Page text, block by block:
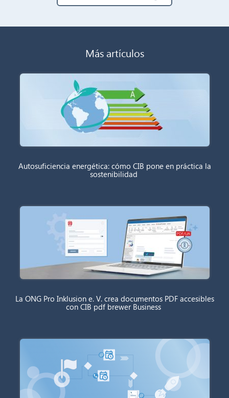
Más artículos
Autosuficiencia energética: cómo CIB pone en práctica la
sostenibilidad
La ONG Pro Inklusion e. V. crea documentos PDF accesibles
con CIB pdf brewer Business